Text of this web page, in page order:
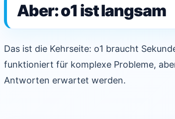
Aber: o1 ist langsam
Das ist die Kehrseite: o1 braucht
funktioniert für komplexe Probleme,
Antworten erwartet werden.